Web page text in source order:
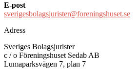
E-post
sverigesbolagsjurister@foreningshuset.se
Adress
Sveriges Bolagsjurister
c / o Föreningshuset Sedab AB
Lumaparksvägen 7, plan 7